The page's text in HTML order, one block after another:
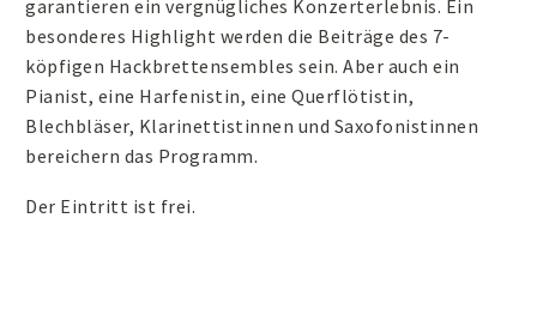
garantieren ein vergnügliches Konzerterlebnis. Ein
besonderes Highlight werden die Beiträge des 7-
köpfigen Hackbrettensembles sein. Aber auch ein
Pianist, eine Harfenistin, eine Querflötistin,
Blechbläser, Klarinettistinnen und Saxofonistinnen
bereichern das Programm.
Der Eintritt ist frei.